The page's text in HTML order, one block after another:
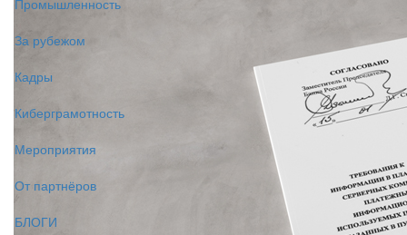
Промышленность
За рубежом
Кадры
Киберграмотность
Мероприятия
От партнёров
БЛОГИ